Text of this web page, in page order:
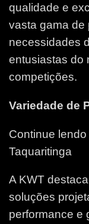
qualidade e
vasta gama de
necessidades
entusiastas do
competições.
Variedade de
Continue
Taquaritinga
A KWT
soluções
performance e